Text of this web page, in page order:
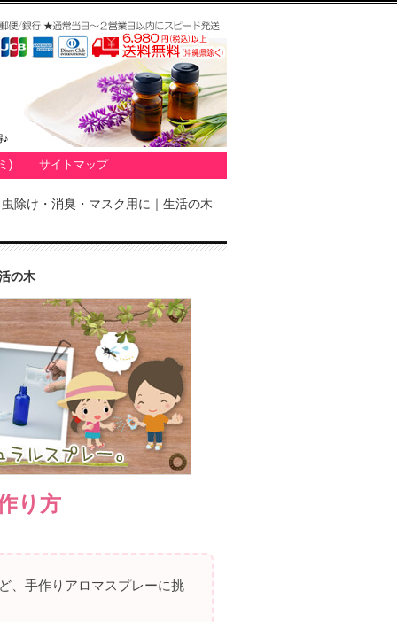
♪
) サイトマップ
除け・消臭・マスク用に｜生活の木
の木
り方
、手作りアロマスプレーに挑